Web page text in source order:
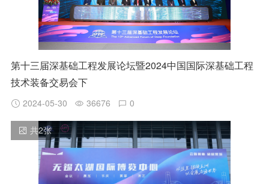
第十三届深基础工程发展论坛暨2024中国国际深基础工程
技术装备交易会下
2024-05-30 36676 0
共2张